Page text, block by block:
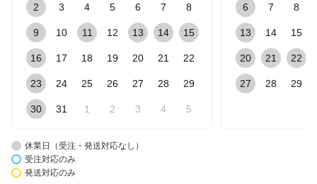
2 3 4 5 6 7 8
9 10 11 12 13 14 15
16 17 18 19 20 21 22
23 24 25 26 27 28 29
30 31 1 2 3 4 5
6 7 8
13 14 15
20 21 22
27 28 29
休業日（受注・発送対応なし）
受注対応のみ
発送対応のみ